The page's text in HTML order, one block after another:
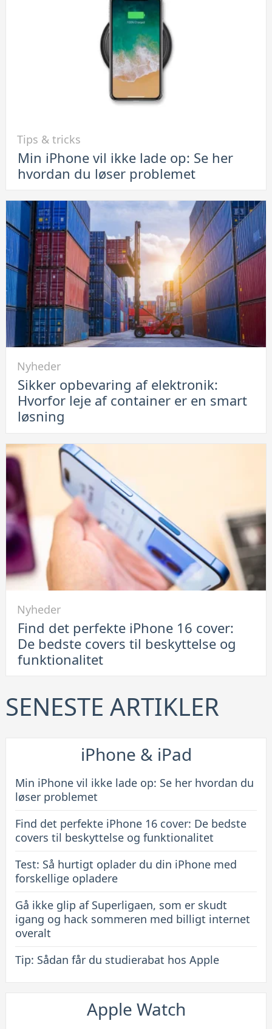
Min
iPhone
ikke
lade
op:
Se
her
hvordan
du
løser
problemet
Tips & tricks
Min iPhone vil ikke lade op: Se her
hvordan du løser problemet
Sikker
opbevaring
Hvorfor
leje
af
container
er
en
smart
løsning
Nyheder
Sikker opbevaring af elektronik:
Hvorfor leje af container er en smart
løsning
Find
det
perfekte
16
cover:
til
beskyttelse
funktionalitet
Nyheder
Find det perfekte iPhone 16 cover:
De bedste covers til beskyttelse og
funktionalitet
SENESTE ARTIKLER
iPhone & iPad
Min iPhone vil ikke lade op: Se her hvordan du
løser problemet
Find det perfekte iPhone 16 cover: De bedste
covers til beskyttelse og funktionalitet
Test: Så hurtigt oplader du din iPhone med
forskellige opladere
Gå ikke glip af Superligaen, som er skudt
igang og hack sommeren med billigt internet
overalt
Tip: Sådan får du studierabat hos Apple
Apple Watch